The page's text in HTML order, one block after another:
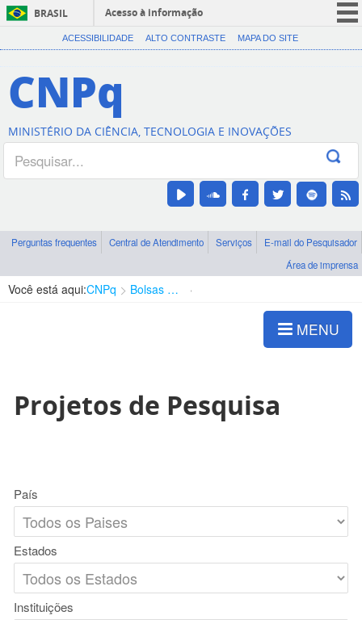
BRASIL
Acesso à informação
CORONAVÍRUS (COVID-19)
Canais
ACESSIBILIDADE ALTO CONTRASTE MAPA DO SITE
CNPq
MINISTÉRIO DA CIÊNCIA, TECNOLOGIA E INOVAÇÕES
Perguntas frequentes Central de Atendimento Serviços
E-mail do Pesquisador
Área de imprensa
Você está aqui:CNPq Bolsas e Auxílios Vigentes
MENU
Projetos de Pesquisa
País
Estados
Instituições